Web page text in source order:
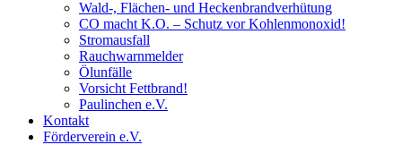
Wald-, Flächen- und Heckenbrandverhütung
CO macht K.O. – Schutz vor Kohlenmonoxid!
Stromausfall
Rauchwarnmelder
Ölunfälle
Vorsicht Fettbrand!
Paulinchen e.V.
Kontakt
Förderverein e.V.